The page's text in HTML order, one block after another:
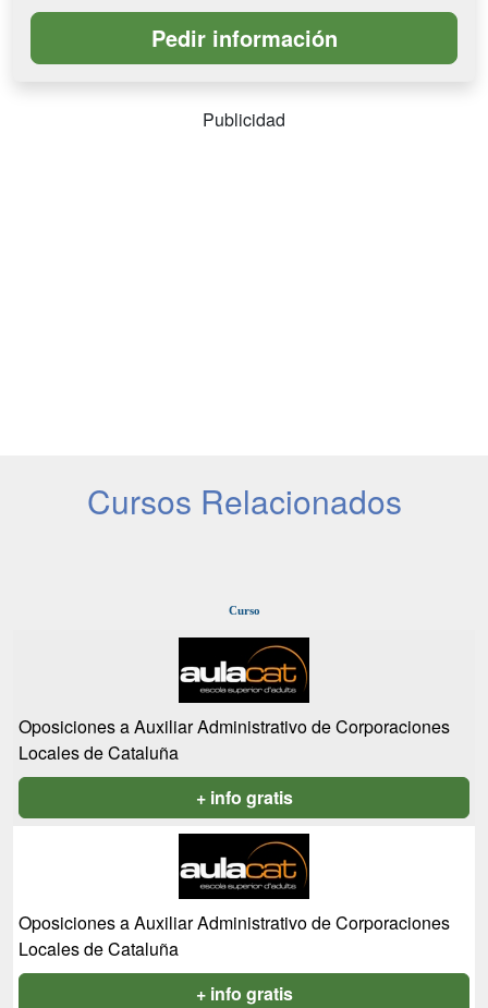
Publicidad
Cursos Relacionados
Curso
Oposiciones a Auxiliar Administrativo de Corporaciones
Locales de Cataluña
+ info gratis
Oposiciones a Auxiliar Administrativo de Corporaciones
Locales de Cataluña
+ info gratis